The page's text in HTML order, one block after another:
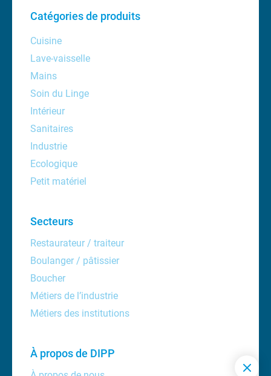
Catégories de produits
Cuisine
Lave-vaisselle
Mains
Soin du Linge
Intérieur
Sanitaires
Industrie
Ecologique
Petit matériel
Secteurs
Restaurateur / traiteur
Boulanger / pâtissier
Boucher
Métiers de l’industrie
Métiers des institutions
À propos de DIPP